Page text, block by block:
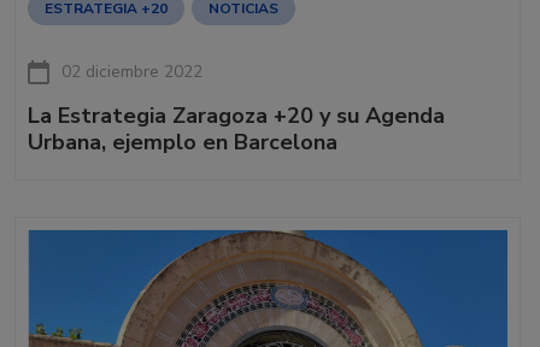
ESTRATEGIA +20 NOTICIAS
02 diciembre 2022
La Estrategia Zaragoza +20 y su Agenda
Urbana, ejemplo en Barcelona